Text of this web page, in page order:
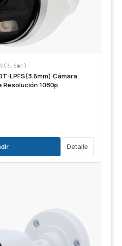
LPFS(3.6mm) Cámara
Resolución 1080p
Detalle